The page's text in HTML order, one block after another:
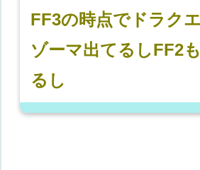
FF3の時点でドラク
ゾーマ出てるしFF2
るし